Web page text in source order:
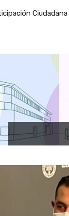
Ciudadana